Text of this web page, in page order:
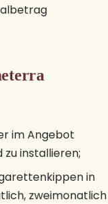
im Angebot
installieren;
in
zweimonatlich